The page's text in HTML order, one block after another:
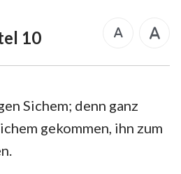
2. Chronik
Nehemia
Hiob
Sprüche
10
Sichem; denn ganz
gekommen, ihn zum